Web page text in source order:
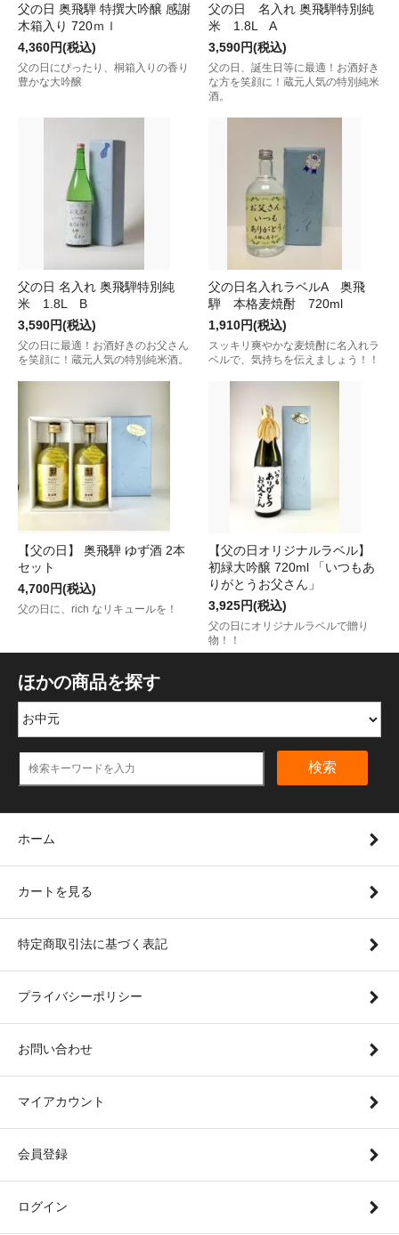
父の日 奥飛騨 特撰大吟醸 感謝
木箱入り 720ｍｌ
4,360円(税込)
父の日にぴったり、桐箱入りの香り
豊かな大吟醸
父の日 名入れ 奥飛騨特別純
米 1.8L A
3,590円(税込)
父の日、誕生日等に最適！お酒好き
な方を笑顔に！蔵元人気の特別純米
酒。
父の日 名入れ 奥飛騨特別純
米 1.8L B
3,590円(税込)
父の日に最適！お酒好きのお父さん
を笑顔に！蔵元人気の特別純米酒。
父の日名入れラベルA 奥飛
騨 本格麦焼酎 720ml
1,910円(税込)
スッキリ爽やかな麦焼酎に名入れラ
ベルで、気持ちを伝えましょう！！
【父の日】 奥飛騨 ゆず酒 2本
セット
4,700円(税込)
父の日に、rich なリキュールを！
【父の日オリジナルラベル】
初緑大吟醸 720ml 「いつもあ
りがとうお父さん」
3,925円(税込)
父の日にオリジナルラベルで贈り
物！！
ほかの商品を探す
検索
ホーム
カートを見る
特定商取引法に基づく表記
プライバシーポリシー
お問い合わせ
マイアカウント
会員登録
ログイン